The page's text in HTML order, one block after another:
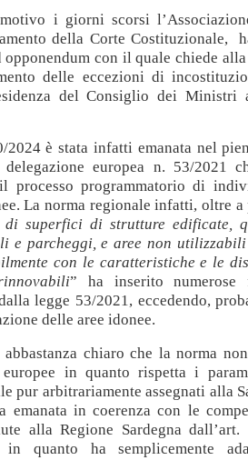
i giorni scorsi
della Corte Costituzionale,
opponendum con il quale chiede
delle eccezioni di
del Consiglio dei Ministri
2024 è stata infatti emanata nel
europea n. 53/2021
processo programmatorio di
La norma regionale infatti, oltre
di superfici di strutture edificate,
e parcheggi, e aree non
con le caratteristiche e le
” ha inserito numerose
legge 53/2021, eccedendo,
delle aree idonee.
chiaro che la norma
in quanto rispetta i
pur arbitrariamente assegnati alla
emanata in coerenza con le
alla Regione Sardegna
in quanto ha semplicemente